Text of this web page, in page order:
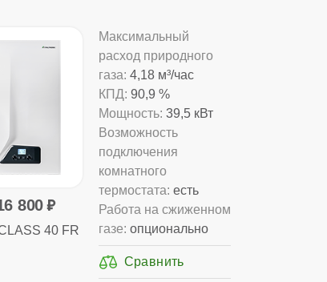
800
40 FR
Максимальный
расход природного
газа: 4,18 м³/час
КПД: 90,9 %
Мощность: 39,5 кВт
Возможность
подключения
комнатного
термостата: есть
Работа на сжиженном
газе: опционально